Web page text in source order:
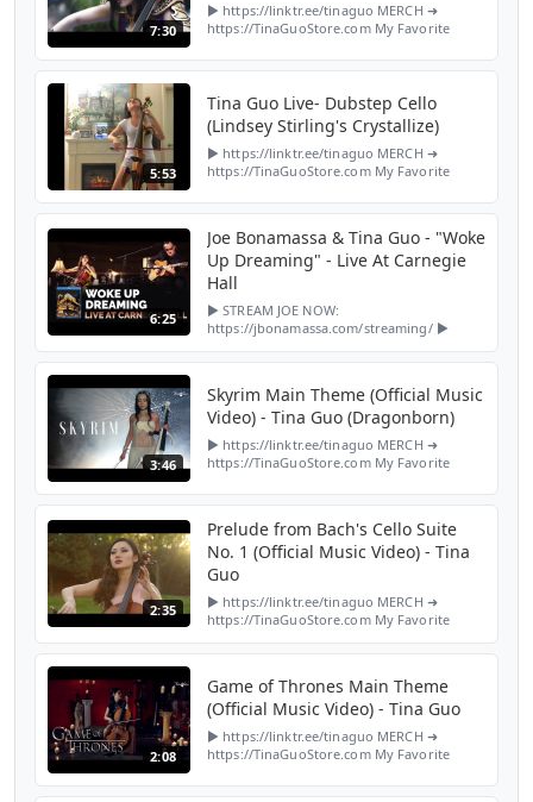
7:30
► https://linktr.ee/tinaguo MERCH ➜
https://TinaGuoStore.com My Favorite
5:53
Tina Guo Live- Dubstep Cello
(Lindsey Stirling's Crystallize)
► https://linktr.ee/tinaguo MERCH ➜
https://TinaGuoStore.com My Favorite
6:25
Joe Bonamassa & Tina Guo - "Woke
Up Dreaming" - Live At Carnegie
Hall
► STREAM JOE NOW:
https://jbonamassa.com/streaming/ ►
dates/ ● Offici...
3:46
Skyrim Main Theme (Official Music
Video) - Tina Guo (Dragonborn)
► https://linktr.ee/tinaguo MERCH ➜
https://TinaGuoStore.com My Favorite
2:35
Prelude from Bach's Cello Suite
No. 1 (Official Music Video) - Tina
Guo
► https://linktr.ee/tinaguo MERCH ➜
https://TinaGuoStore.com My Favorite
2:08
Game of Thrones Main Theme
(Official Music Video) - Tina Guo
► https://linktr.ee/tinaguo MERCH ➜
https://TinaGuoStore.com My Favorite